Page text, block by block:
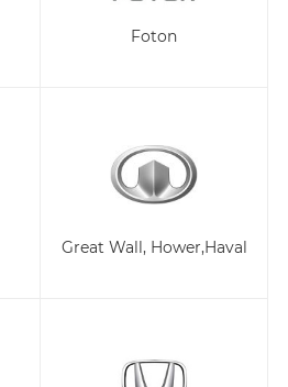
Foton
Great Wall, Hower,Haval